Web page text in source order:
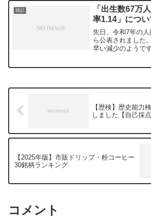
続的な現象を離散
巨大な思想の転換
雑記
「出生数67万
率1.14」につ
先日、令和7年の
ら公表されました
早い減少のようで
【歴検】歴史能力
しました【自己採点
【2025年版】市販ドリップ・粉コーヒー
30銘柄ランキング
コメント